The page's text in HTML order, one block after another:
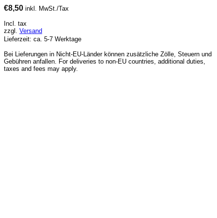
€8,50 inkl. MwSt./Tax
Incl. tax
zzgl. Versand
Lieferzeit: ca. 5-7 Werktage
Bei Lieferungen in Nicht-EU-Länder können zusätzliche Zölle, Steuern und
Gebühren anfallen. For deliveries to non-EU countries, additional duties,
taxes and fees may apply.